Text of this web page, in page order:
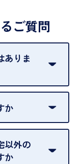
ご質問
ありま
利用になれる書
か
ってもご利用い
以外の
か